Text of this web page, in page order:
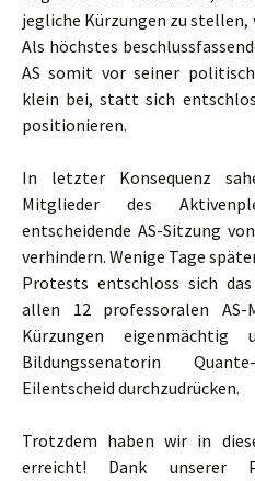
jegliche Kürzungen zu stellen,
Als höchstes
AS somit vor seiner
klein bei, statt sich
positionieren.
In letzter Konsequenz
Mitglieder des
entscheidende AS-Sitzung
verhindern. Wenige Tage
Protests entschloss sich
allen 12 professoralen AS-
Kürzungen
Bildungssenatorin
Eilentscheid durchzudrücken.
Trotzdem haben wir in
erreicht! Dank